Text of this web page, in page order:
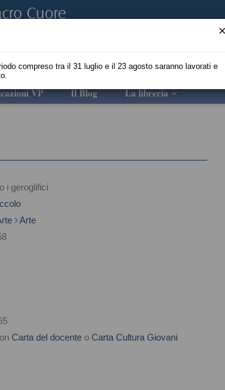
VP Il Blog La libreria
i geroglifici
Arte
Carta del docente o Carta Cultura Giovani
compreso tra il 31 luglio e il 23 agosto saranno lavorati e